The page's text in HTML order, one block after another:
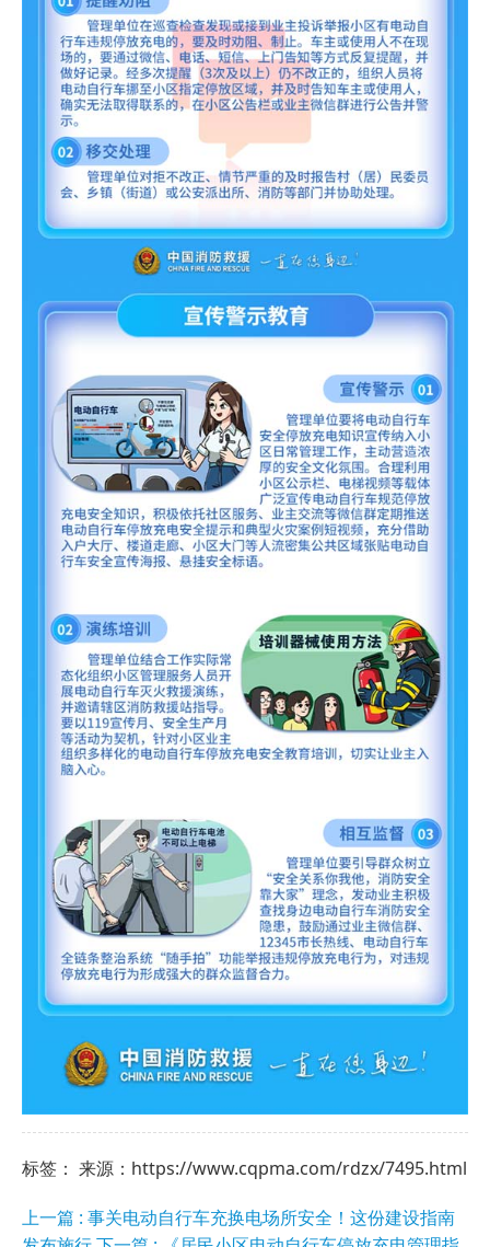
标签： 来源：https://www.cqpma.com/rdzx/7495.html
上一篇 : 事关电动自行车充换电场所安全！这份建设指南